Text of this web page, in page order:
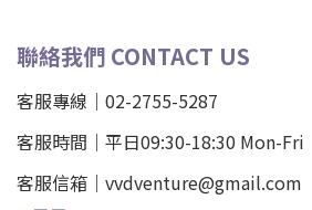
聯絡我們 CONTACT US
客服專線｜02-2755-5287
客服時間｜平日09:30-18:30 Mon-Fri
客服信箱｜vvdventure@gmail.com